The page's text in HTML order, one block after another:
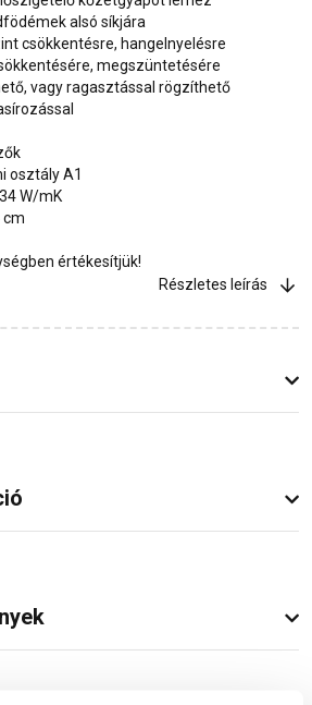
alsó síkjára
csökkentésre, hangelnyelésre
megszüntetésére
vagy ragasztással rögzíthető
osztály A1
W/mK
cm
értékesítjük!
Részletes leírás